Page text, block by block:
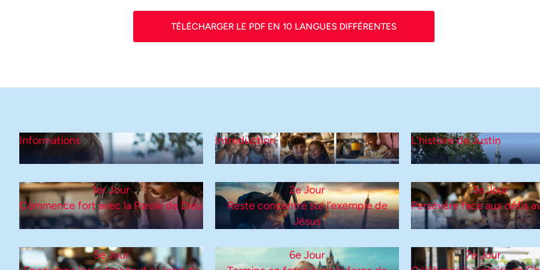
TÉLÉCHARGER LE PDF EN 10 LANGUES DIFFÉRENTES
Informations Introduction L'histoire de Justin
1er Jour
Commence fort avec la Parole de Dieu
2e Jour
Reste concentré sur l’exemple de
Jésus
3e Jour
Persévère face aux défis
5e Jour
6e Jour
7e Jour